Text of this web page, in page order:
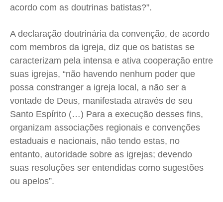
acordo com as doutrinas batistas?”.
A declaração doutrinária da convenção, de acordo
com membros da igreja, diz que os batistas se
caracterizam pela intensa e ativa cooperação entre
suas igrejas, “não havendo nenhum poder que
possa constranger a igreja local, a não ser a
vontade de Deus, manifestada através de seu
Santo Espírito (…) Para a execução desses fins,
organizam associações regionais e convenções
estaduais e nacionais, não tendo estas, no
entanto, autoridade sobre as igrejas; devendo
suas resoluções ser entendidas como sugestões
ou apelos”.